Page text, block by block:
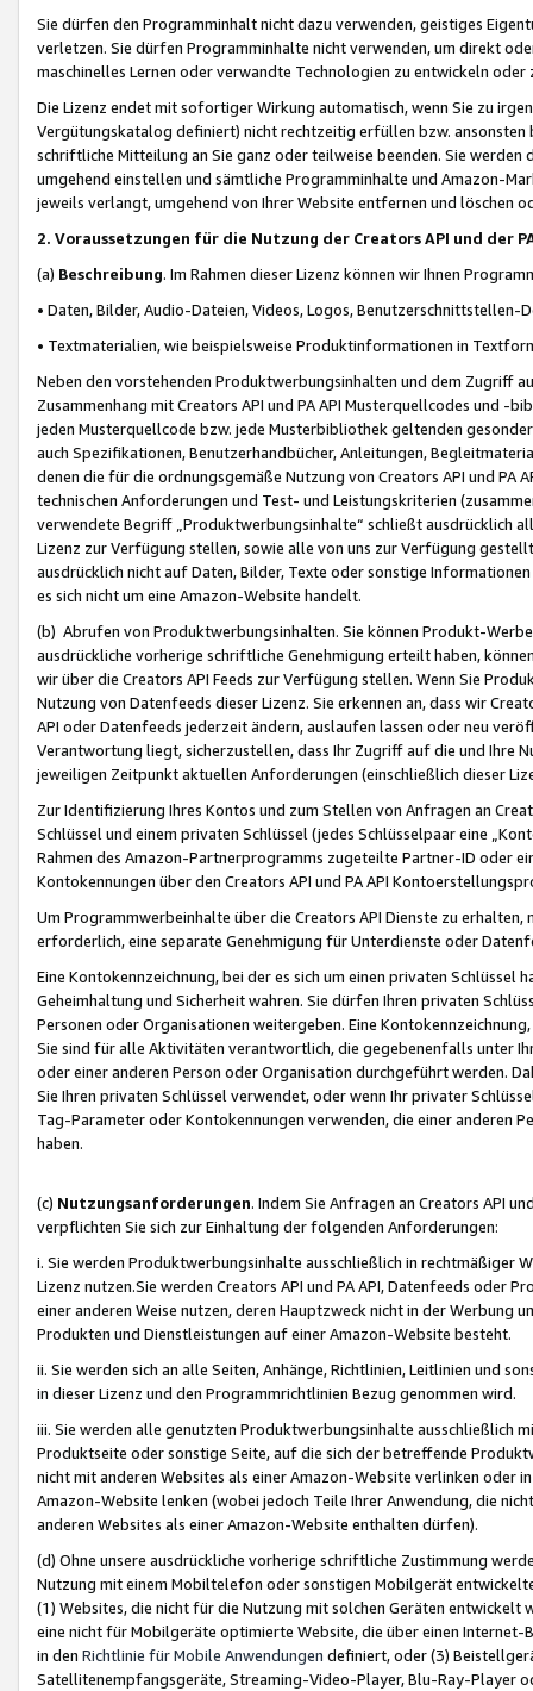
Sie dürfen den Programminhalt nicht dazu verwenden, geistiges
verletzen. Sie dürfen Programminhalte nicht verwenden, um direkt
maschinelles Lernen oder verwandte Technologien zu entwickeln
Die Lizenz endet mit sofortiger Wirkung automatisch, wenn Sie zu
Vergütungskatalog definiert) nicht rechtzeitig erfüllen bzw. ansonsten
schriftliche Mitteilung an Sie ganz oder teilweise beenden. Sie werden
umgehend einstellen und sämtliche Programminhalte und Amazon-
jeweils verlangt, umgehend von Ihrer Website entfernen und löschen
2. Voraussetzungen für die Nutzung der Creators API und der
(a) Beschreibung. Im Rahmen dieser Lizenz können wir Ihnen
• Daten, Bilder, Audio-Dateien, Videos, Logos, Benutzerschnittstellen-
• Textmaterialien, wie beispielsweise Produktinformationen in
Neben den vorstehenden Produktwerbungsinhalten und dem Zugriff
Zusammenhang mit Creators API und PA API Musterquellcodes und
jeden Musterquellcode bzw. jede Musterbibliothek geltenden
auch Spezifikationen, Benutzerhandbücher, Anleitungen,
denen die für die ordnungsgemäße Nutzung von Creators API und PA
technischen Anforderungen und Test- und Leistungskriterien
verwendete Begriff „Produktwerbungsinhalte“ schließt ausdrücklich
Lizenz zur Verfügung stellen, sowie alle von uns zur Verfügung
ausdrücklich nicht auf Daten, Bilder, Texte oder sonstige
es sich nicht um eine Amazon-Website handelt.
(b) Abrufen von Produktwerbungsinhalten. Sie können Produkt-
ausdrückliche vorherige schriftliche Genehmigung erteilt haben,
wir über die Creators API Feeds zur Verfügung stellen. Wenn Sie
Nutzung von Datenfeeds dieser Lizenz. Sie erkennen an, dass wir
API oder Datenfeeds jederzeit ändern, auslaufen lassen oder neu
Verantwortung liegt, sicherzustellen, dass Ihr Zugriff auf die und Ihre
jeweiligen Zeitpunkt aktuellen Anforderungen (einschließlich dieser
Zur Identifizierung Ihres Kontos und zum Stellen von Anfragen an
Schlüssel und einem privaten Schlüssel (jedes Schlüsselpaar eine
Rahmen des Amazon-Partnerprogramms zugeteilte Partner-ID oder
Kontokennungen über den Creators API und PA API
Um Programmwerbeinhalte über die Creators API Dienste zu
erforderlich, eine separate Genehmigung für Unterdienste oder
Eine Kontokennzeichnung, bei der es sich um einen privaten
Geheimhaltung und Sicherheit wahren. Sie dürfen Ihren privaten
Personen oder Organisationen weitergeben. Eine
Sie sind für alle Aktivitäten verantwortlich, die gegebenenfalls unter
oder einer anderen Person oder Organisation durchgeführt werden.
Sie Ihren privaten Schlüssel verwendet, oder wenn Ihr privater
Tag-Parameter oder Kontokennungen verwenden, die einer anderen
haben.
(c) Nutzungsanforderungen. Indem Sie Anfragen an Creators API
verpflichten Sie sich zur Einhaltung der folgenden Anforderungen:
i. Sie werden Produktwerbungsinhalte ausschließlich in rechtmäßiger
Lizenz nutzen.Sie werden Creators API und PA API, Datenfeeds oder
einer anderen Weise nutzen, deren Hauptzweck nicht in der Werbung
Produkten und Dienstleistungen auf einer Amazon-Website besteht.
ii. Sie werden sich an alle Seiten, Anhänge, Richtlinien, Leitlinien und
in dieser Lizenz und den Programmrichtlinien Bezug genommen wird.
iii. Sie werden alle genutzten Produktwerbungsinhalte ausschließlich
Produktseite oder sonstige Seite, auf die sich der betreffende
nicht mit anderen Websites als einer Amazon-Website verlinken oder
Amazon-Website lenken (wobei jedoch Teile Ihrer Anwendung, die
anderen Websites als einer Amazon-Website enthalten dürfen).
(d) Ohne unsere ausdrückliche vorherige schriftliche Zustimmung
Nutzung mit einem Mobiltelefon oder sonstigen Mobilgerät
(1) Websites, die nicht für die Nutzung mit solchen Geräten
eine nicht für Mobilgeräte optimierte Website, die über einen
in den Richtlinie für Mobile Anwendungen definiert, oder (3)
Satellitenempfangsgeräte, Streaming-Video-Player, Blu-Ray-Player